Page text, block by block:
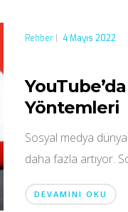
Rehber 4 Mayıs 2022
Yöntemleri
Sosyal medya
daha fazla artıyor.
DEVAMINI OKU